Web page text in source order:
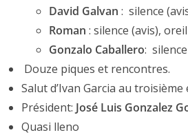
David Galvan : silence
Roman : silence (avis),
Gonzalo Caballero:
Douze piques et rencontres.
Salut d’Ivan Garcia au
Président: José Luis Gonzalez
Quasi lleno